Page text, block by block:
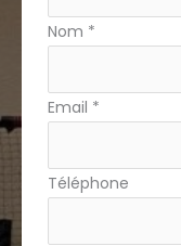
téléphone
Nom *
Email *
Téléphone